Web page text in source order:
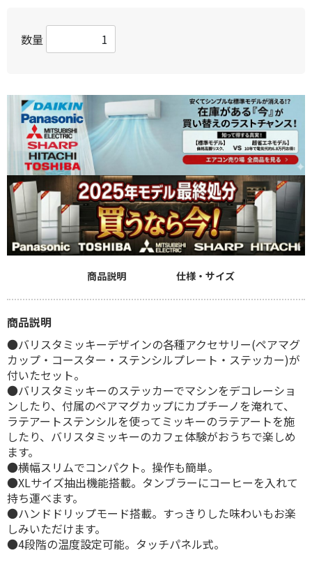
数量
商品説明 仕様・サイズ
商品説明
●バリスタミッキーデザインの各種アクセサリー(ペアマグ
カップ・コースター・ステンシルプレート・ステッカー)が
付いたセット。
●バリスタミッキーのステッカーでマシンをデコレーショ
ンしたり、付属のペアマグカップにカプチーノを淹れて、
ラテアートステンシルを使ってミッキーのラテアートを施
したり、バリスタミッキーのカフェ体験がおうちで楽しめ
ます。
●横幅スリムでコンパクト。操作も簡単。
●XLサイズ抽出機能搭載。タンブラーにコーヒーを入れて
持ち運べます。
●ハンドドリップモード搭載。すっきりした味わいもお楽
しみいただけます。
●4段階の温度設定可能。タッチパネル式。